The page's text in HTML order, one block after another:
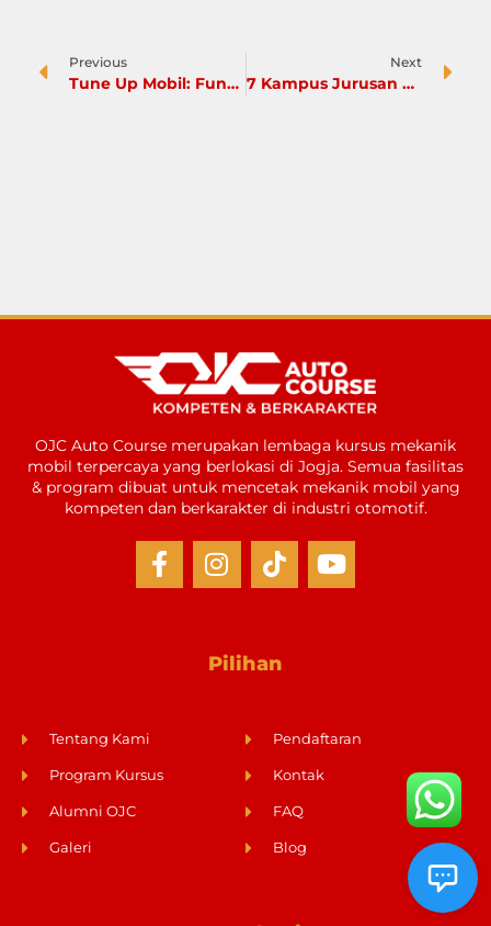
Previous
Tune Up Mobil: Fungsi, Biaya, dan Tanda Mobil Perlu Diservis
Next
7 Kampus Jurusan Teknik Otomotif Negeri dengan UKT Terjangkau
OJC Auto Course merupakan lembaga kursus mekanik
mobil terpercaya yang berlokasi di Jogja. Semua fasilitas
& program dibuat untuk mencetak mekanik mobil yang
kompeten dan berkarakter di industri otomotif.
Pilihan
Tentang Kami
Program Kursus
Alumni OJC
Galeri
Pendaftaran
Kontak
FAQ
Blog